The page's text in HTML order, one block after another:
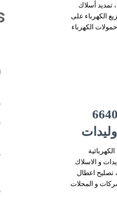
تمديد أسلاك
الكهرباء على
الكهرباء
66409555
و الاسلاك
تصليح اعطال
و المحلات